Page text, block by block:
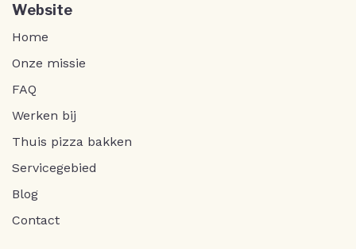
Website
Home
Onze missie
FAQ
Werken bij
Thuis pizza bakken
Servicegebied
Blog
Contact